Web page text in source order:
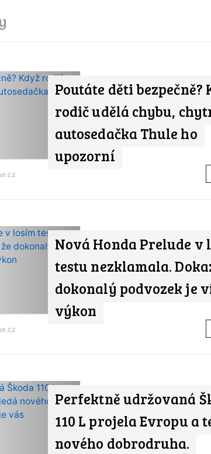
Poutáte děti bezpečně?
rodič udělá chybu,
autosedačka Thule ho
upozorní
Nová Honda Prelude v
testu nezklamala.
dokonalý podvozek je
výkon
Perfektně udržovaná
110 L projela Evropu a
nového dobrodruha.